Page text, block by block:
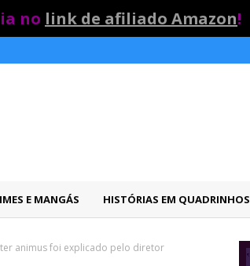
no link de afiliado Amazon!
E MANGÁS HISTÓRIAS EM QUADRINHOS
ter animus foi explicado pelo diretor